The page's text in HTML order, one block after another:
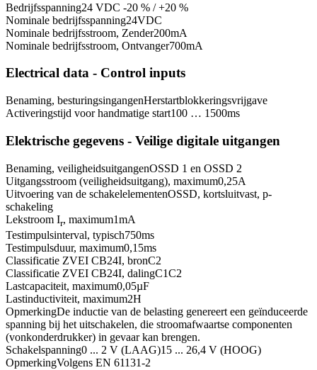
Bedrijfsspanning24 VDC -20 % / +20 %
Nominale bedrijfsspanning24VDC
Nominale bedrijfsstroom, Zender200mA
Nominale bedrijfsstroom, Ontvanger700mA
Electrical data - Control inputs
Benaming, besturingsingangenHerstartblokkeringsvrijgave
Activeringstijd voor handmatige start100 … 1500ms
Elektrische gegevens - Veilige digitale uitgangen
Benaming, veiligheidsuitgangenOSSD 1 en OSSD 2
Uitgangsstroom (veiligheidsuitgang), maximum0,25A
Uitvoering van de schakelelementenOSSD, kortsluitvast, p-
schakeling
Lekstroom Ir, maximum1mA
Testimpulsinterval, typisch750ms
Testimpulsduur, maximum0,15ms
Classificatie ZVEI CB24I, bronC2
Classificatie ZVEI CB24I, dalingC1C2
Lastcapaciteit, maximum0,05µF
Lastinductiviteit, maximum2H
OpmerkingDe inductie van de belasting genereert een geïnduceerde
spanning bij het uitschakelen, die stroomafwaartse componenten
(vonkonderdrukker) in gevaar kan brengen.
Schakelspanning0 ... 2 V (LAAG)15 ... 26,4 V (HOOG)
OpmerkingVolgens EN 61131-2